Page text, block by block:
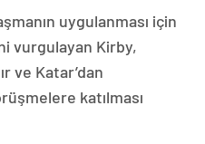
uygulanması için
vurgulayan Kirby,
ve Katar’dan
katılması